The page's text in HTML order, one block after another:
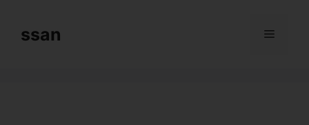
contentssan Menu